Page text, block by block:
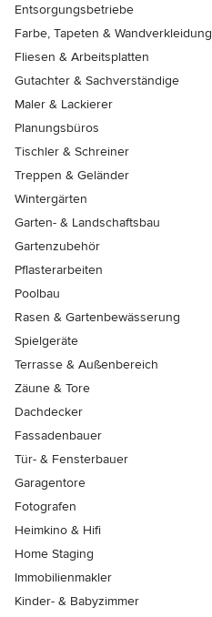
Entsorgungsbetriebe
Farbe, Tapeten & Wandverkleidung
Fliesen & Arbeitsplatten
Gutachter & Sachverständige
Maler & Lackierer
Planungsbüros
Tischler & Schreiner
Treppen & Geländer
Wintergärten
Garten- & Landschaftsbau
Gartenzubehör
Pflasterarbeiten
Poolbau
Rasen & Gartenbewässerung
Spielgeräte
Terrasse & Außenbereich
Zäune & Tore
Dachdecker
Fassadenbauer
Tür- & Fensterbauer
Garagentore
Fotografen
Heimkino & Hifi
Home Staging
Immobilienmakler
Kinder- & Babyzimmer